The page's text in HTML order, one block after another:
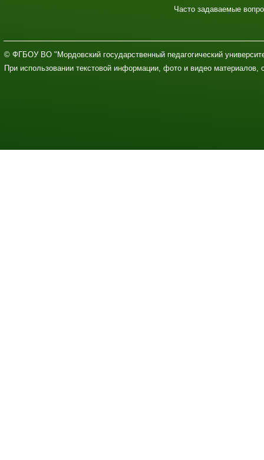
Часто задаваемые
© ФГБОУ ВО "Мордовский государственный педагогический
При использовании текстовой информации, фото и видео материалов,